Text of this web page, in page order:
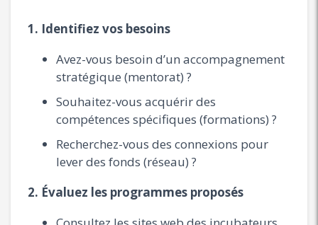
1. Identifiez vos besoins
Avez-vous besoin d’un accompagnement
stratégique (mentorat) ?
Souhaitez-vous acquérir des
compétences spécifiques (formations) ?
Recherchez-vous des connexions pour
lever des fonds (réseau) ?
2. Évaluez les programmes proposés